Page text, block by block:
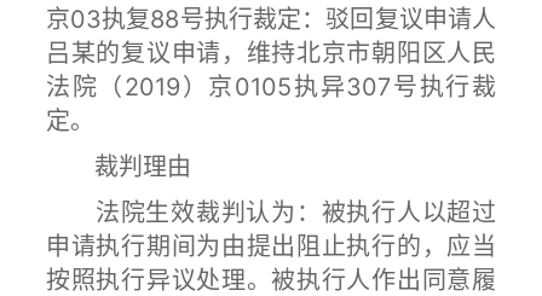
京03执复88号执行裁定：驳回复议申请人
吕某的复议申请，维持北京市朝阳区人民
法院（2019）京0105执异307号执行裁
定。
裁判理由
法院生效裁判认为：被执行人以超过
申请执行期间为由提出阻止执行的，应当
按照执行异议处理。被执行人作出同意履